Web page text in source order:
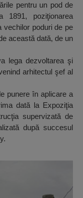
pentru un pod de
poziţionarea
vechilor poduri de pe
această dată, de un
lega dezvoltarea şi
arhitectul şef al
punere în aplicare a
dată la Expoziţia
supervizată de
după succesul